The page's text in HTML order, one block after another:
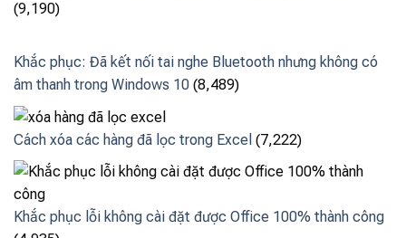
(9,190)
Khắc phục: Đã kết nối tai nghe Bluetooth nhưng không có
âm thanh trong Windows 10 (8,489)
Cách xóa các hàng đã lọc trong Excel (7,222)
Khắc phục lỗi không cài đặt được Office 100% thành công